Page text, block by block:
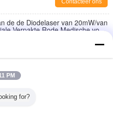
Contacteer ons
de de Diodelaser van 20mW/van
Verpakte Rode Medische voor
van de hoge Machts Rode
PM
for?